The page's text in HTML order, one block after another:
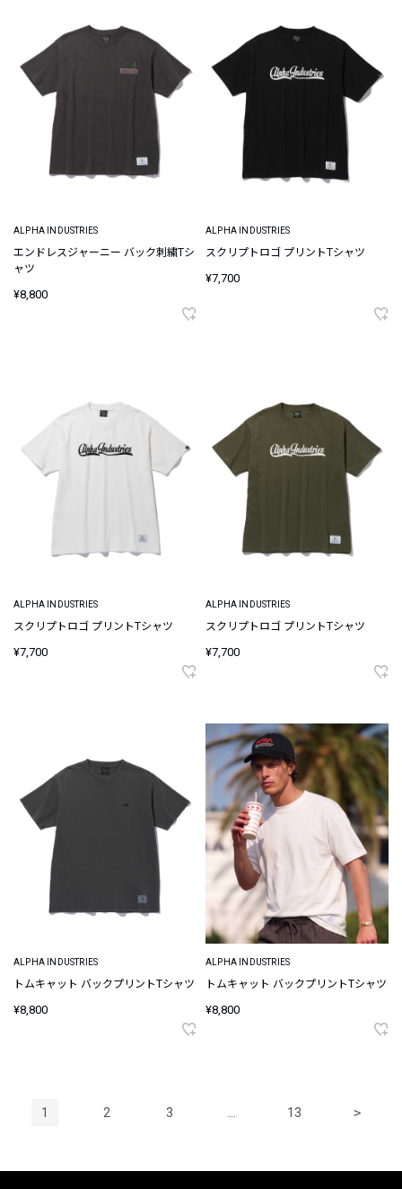
ALPHA INDUSTRIES
エンドレスジャーニー バック刺繍Tシ
ャツ
¥8,800
ALPHA INDUSTRIES
スクリプトロゴ プリントTシャツ
¥7,700
ALPHA INDUSTRIES
スクリプトロゴ プリントTシャツ
¥7,700
ALPHA INDUSTRIES
スクリプトロゴ プリントTシャツ
¥7,700
ALPHA INDUSTRIES
トムキャット バックプリントTシャツ
¥8,800
ALPHA INDUSTRIES
トムキャット バックプリントTシャツ
¥8,800
1 2 3 13 >